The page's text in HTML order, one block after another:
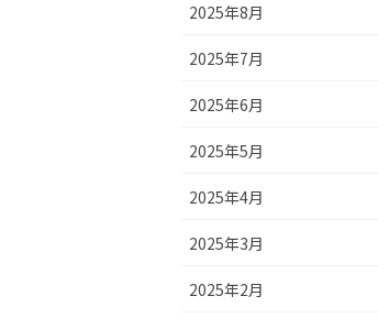
2025年8月
2025年7月
2025年6月
2025年5月
2025年4月
2025年3月
2025年2月